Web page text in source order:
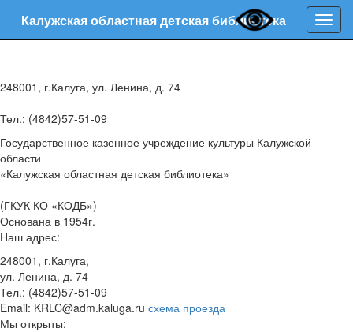
Калужская областная детская библиотека
248001, г.Калуга, ул. Ленина, д. 74
Тел.: (4842)57-51-09
Государственное казенное учреждение культуры Калужской
области
«Калужская областная детская библиотека»
(ГКУК КО «КОДБ»)
Основана в 1954г.
Наш адрес:
248001, г.Калуга,
ул. Ленина, д. 74
Тел.: (4842)57-51-09
Email: KRLC@adm.kaluga.ru схема проезда
Мы открыты: